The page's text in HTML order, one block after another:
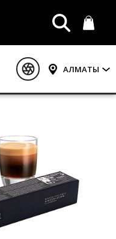
АЛМАТЫ